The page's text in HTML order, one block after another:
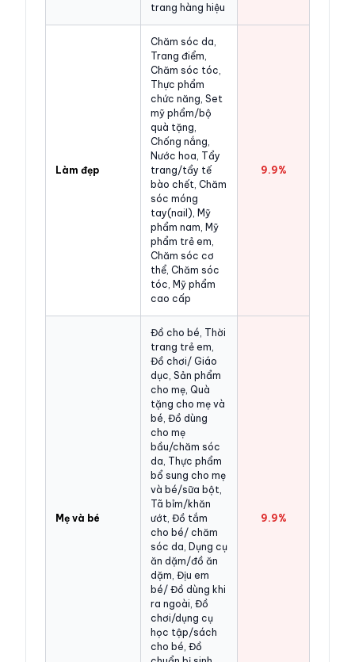
trang hàng hiệu
Làm đẹp
Chăm sóc da,
Trang điểm,
Chăm sóc tóc,
Thực phẩm
chức năng, Set
mỹ phẩm/bộ
quà tặng,
Chống nắng,
Nước hoa, Tẩy
trang/tẩy tế
bào chết, Chăm
sóc móng
tay(nail), Mỹ
phẩm nam, Mỹ
phẩm trẻ em,
Chăm sóc cơ
thể, Chăm sóc
tóc, Mỹ phẩm
cao cấp
9.9%
Mẹ và bé
Đồ cho bé, Thời
trang trẻ em,
Đồ chơi/ Giáo
dục, Sản phẩm
cho mẹ, Quà
tặng cho mẹ và
bé, Đồ dùng
cho mẹ
bầu/chăm sóc
da, Thực phẩm
bổ sung cho mẹ
và bé/sữa bột,
Tã bỉm/khăn
ướt, Đồ tắm
cho bé/ chăm
sóc da, Dụng cụ
ăn dặm/đồ ăn
dặm, Địu em
bé/ Đồ dùng khi
ra ngoài, Đồ
chơi/dụng cụ
học tập/sách
cho bé, Đồ
9.9%